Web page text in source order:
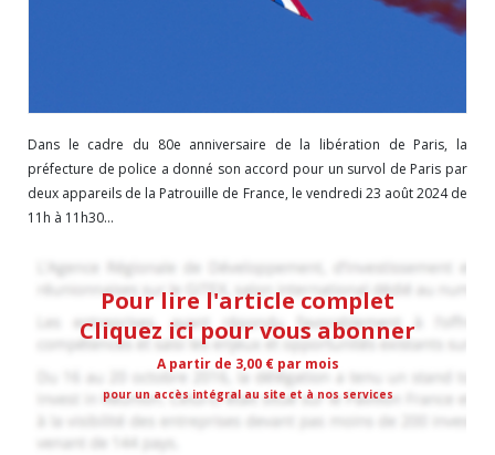
Dans le cadre du 80e anniversaire de la libération de Paris, la
préfecture de police a donné son accord pour un survol de Paris par
deux appareils de la Patrouille de France, le vendredi 23 août 2024 de
11h à 11h30...
Pour lire l'article complet
Cliquez ici pour vous abonner
A partir de 3,00 € par mois
pour un accès intégral au site et à nos services